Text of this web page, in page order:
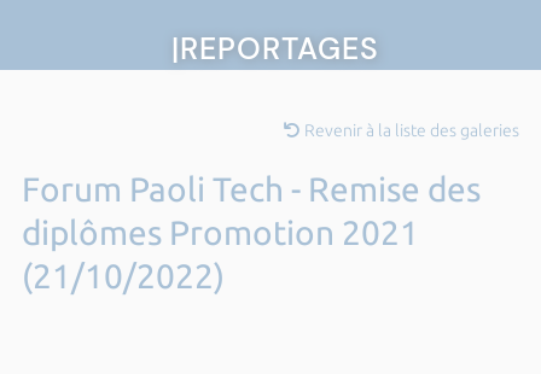
|REPORTAGES
Revenir à la liste des galeries
Forum Paoli Tech - Remise des
diplômes Promotion 2021
(21/10/2022)